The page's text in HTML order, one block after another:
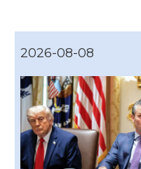
2026-08-08